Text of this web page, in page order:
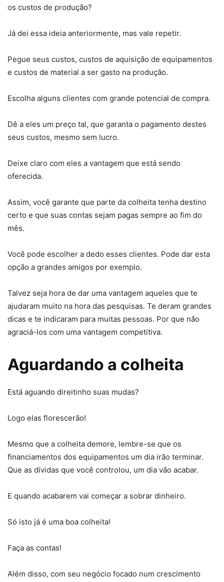
os custos de produção?
Já dei essa ideia anteriormente, mas vale repetir.
Pegue seus custos, custos de aquisição de equipamentos
e custos de material a ser gasto na produção.
Escolha alguns clientes com grande potencial de compra.
Dê a eles um preço tal, que garanta o pagamento destes
seus custos, mesmo sem lucro.
Deixe claro com eles a vantagem que está sendo
oferecida.
Assim, você garante que parte da colheita tenha destino
certo e que suas contas sejam pagas sempre ao fim do
mês.
Você pode escolher a dedo esses clientes. Pode dar esta
opção a grandes amigos por exemplo.
Talvez seja hora de dar uma vantagem aqueles que te
ajudaram muito na hora das pesquisas. Te deram grandes
dicas e te indicaram para muitas pessoas. Por que não
agraciá-los com uma vantagem competitiva.
Aguardando a colheita
Está aguando direitinho suas mudas?
Logo elas florescerão!
Mesmo que a colheita demore, lembre-se que os
financiamentos dos equipamentos um dia irão terminar.
Que as dívidas que você controlou, um dia vão acabar.
E quando acabarem vai começar a sobrar dinheiro.
Só isto já é uma boa colheita!
Faça as contas!
Além disso, com seu negócio focado num crescimento